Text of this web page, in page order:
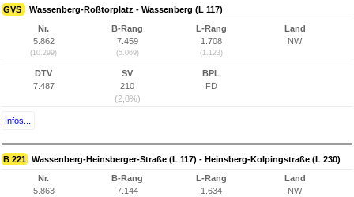
GVS Wassenberg-Roßtorplatz - Wassenberg (L 117)
Nr.
5.862
(10.299)
B-Rang
7.459
(5.069)
L-Rang
1.708
(1.123)
Land
NW
DTV
7.487
SV
210
(2,8%)
BPL
FD
Infos...
B 221 Wassenberg-Heinsberger-Straße (L 117) - Heinsberg-Kolpingstraße (L 230)
Nr.
5.863
B-Rang
7.144
L-Rang
1.634
Land
NW